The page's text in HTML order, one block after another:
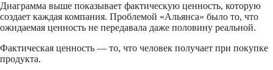
Диаграмма выше показывает фактическую ценность, которую
создает каждая компания. Проблемой «Альянса» было то, что
ожидаемая ценность не передавала даже половину реальной.
Фактическая ценность — то, что человек получает при покупке
продукта.